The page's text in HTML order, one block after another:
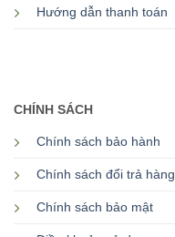
Hướng dẫn thanh toán
CHÍNH SÁCH
Chính sách bảo hành
Chính sách đổi trả hàng
Chính sách bảo mật